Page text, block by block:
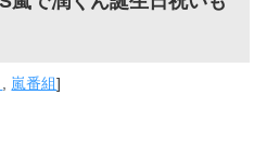
, 嵐番組]